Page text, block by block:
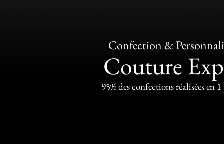
Confection &
Couture
95% des confections réalisées en